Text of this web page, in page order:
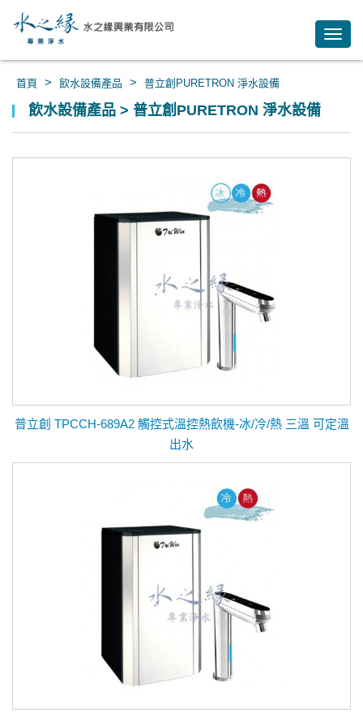
首頁 > 飲水設備產品 > 普立創PURETRON 淨水設備
飲水設備產品 > 普立創PURETRON 淨水設備
普立創 TPCCH-689A2 觸控式溫控熱飲機-冰/冷/熱 三溫 可定溫
出水